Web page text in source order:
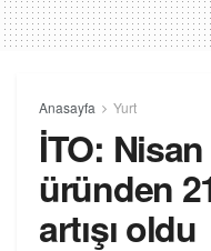
Anasayfa Yurt
İTO:
üründen
artışı oldu